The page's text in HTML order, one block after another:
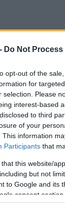
Do Not
opt-out of the
for
selection. Please
interest-based
to third
of your
This information
Participants that
that this website/
but not
to Google and its
consent section.
το
και
πούλησε
το 2016.
της
OpenAI